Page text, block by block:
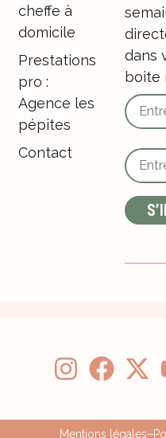
cheffe à
domicile
Prestations
pro :
Agence les
pépites
Contact
dans
boite
Mentions légales